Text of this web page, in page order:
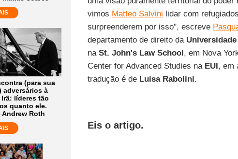
(para sua
adversários à
líderes tão
quanto ele.
Roth
vimos Matteo Salvini lidar com
surpreenderem por isso", escreve
departamento de direito da
na St. John's Law School, em Nova
Center for Advanced Studies na EUI, em
tradução é de Luisa Rabolini.
Eis o artigo.